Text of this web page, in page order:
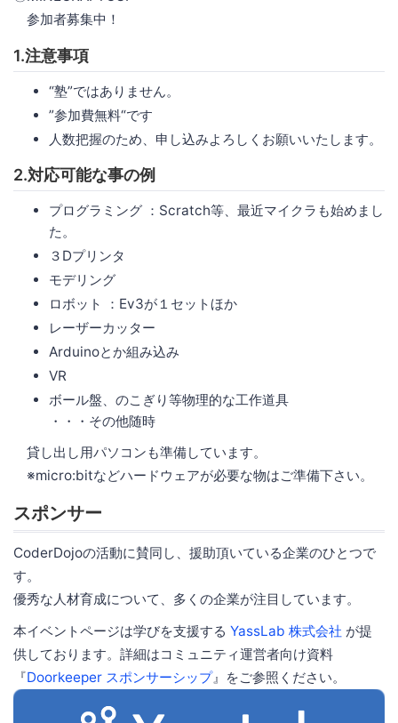
参加者募集中！
1.注意事項
“塾”ではありません。
”参加費無料“です
人数把握のため、申し込みよろしくお願いいたします。
2.対応可能な事の例
プログラミング ：Scratch等、最近マイクラも始めまし
た。
３Dプリンタ
モデリング
ロボット ：Ev3が１セットほか
レーザーカッター
Arduinoとか組み込み
VR
ボール盤、のこぎり等物理的な工作道具
・・・その他随時
貸し出し用パソコンも準備しています。
※micro:bitなどハードウェアが必要な物はご準備下さい。
スポンサー
CoderDojoの活動に賛同し、援助頂いている企業のひとつで
す。
優秀な人材育成について、多くの企業が注目しています。
本イベントページは学びを支援する YassLab 株式会社 が提
供しております。詳細はコミュニティ運営者向け資料
『Doorkeeper スポンサーシップ』をご参照ください。